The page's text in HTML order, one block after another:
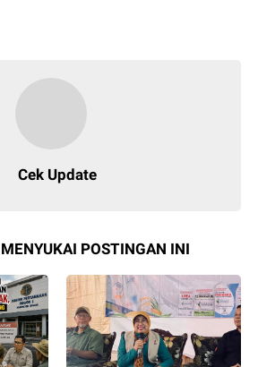
Cek Update
POSTINGAN INI